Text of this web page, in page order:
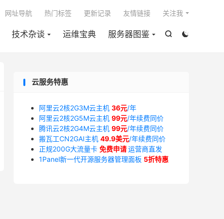


技术杂谈 运维宝典 服务器图鉴
网址导航 热门标签 更新记录 友情链接 关注我
云服务特惠
阿里云2核2G3M云主机 36元/年
阿里云2核2G5M云主机 99元/年续费同价
腾讯云2核2G4M云主机 99元/年续费同价
搬瓦工CN2GAI主机 49.9美元/年续费同价
正规200G大流量卡 免费申请运营商直发
1Panel新一代开源服务器管理面板 5折特惠